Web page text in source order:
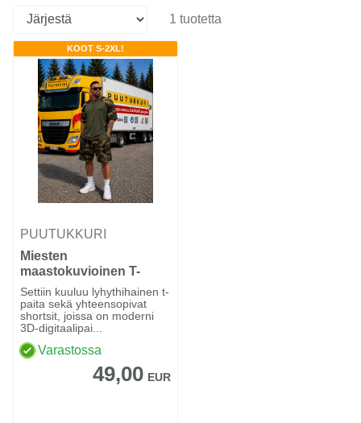
1 tuotetta
KOOT S-2XL!
PUUTUKKURI
Miesten
maastokuvioinen T-
paita- ja shortsisetti
Settiin kuuluu lyhythihainen t-
paita sekä yhteensopivat
shortsit, joissa on moderni
3D-digitaalipai...
Varastossa
49,00 EUR